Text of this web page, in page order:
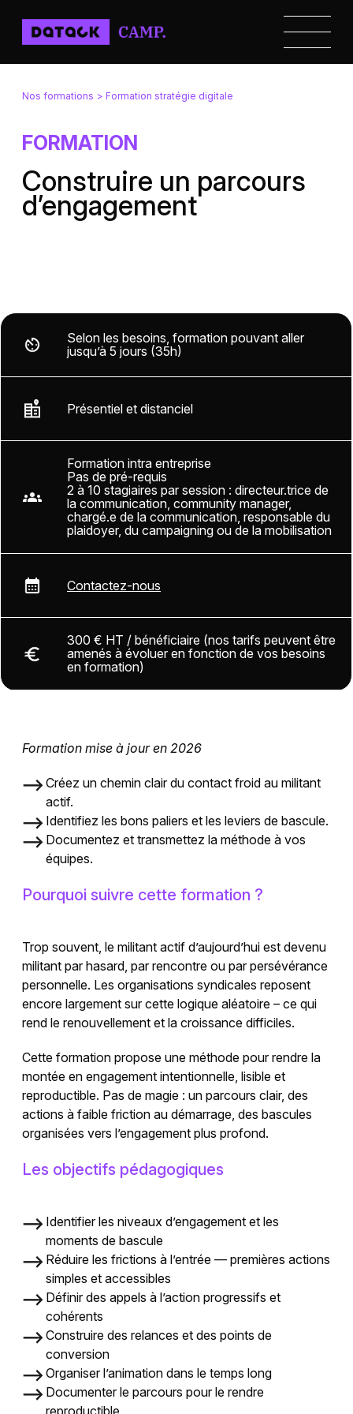
Nos formations > Formation stratégie digitale
FORMATION
Construire un parcours
d’engagement
Selon les besoins, formation pouvant aller
jusqu’à 5 jours (35h)
Présentiel et distanciel
Formation intra entreprise
Pas de pré-requis
2 à 10 stagiaires par session : directeur.trice de
la communication, community manager,
chargé.e de la communication, responsable du
plaidoyer, du campaigning ou de la mobilisation
Contactez-nous
300 € HT / bénéficiaire (nos tarifs peuvent être
amenés à évoluer en fonction de vos besoins
en formation)
Formation mise à jour en 2026
Créez un chemin clair du contact froid au militant
actif.
Identifiez les bons paliers et les leviers de bascule.
Documentez et transmettez la méthode à vos
équipes.
Pourquoi suivre cette formation ?
Trop souvent, le militant actif d’aujourd’hui est devenu
militant par hasard, par rencontre ou par persévérance
personnelle. Les organisations syndicales reposent
encore largement sur cette logique aléatoire – ce qui
rend le renouvellement et la croissance difficiles.
Cette formation propose une méthode pour rendre la
montée en engagement intentionnelle, lisible et
reproductible. Pas de magie : un parcours clair, des
actions à faible friction au démarrage, des bascules
organisées vers l’engagement plus profond.
Les objectifs pédagogiques
Identifier les niveaux d’engagement et les
moments de bascule
Réduire les frictions à l’entrée — premières actions
simples et accessibles
Définir des appels à l’action progressifs et
cohérents
Construire des relances et des points de
conversion
Organiser l’animation dans le temps long
Documenter le parcours pour le rendre
reproductible